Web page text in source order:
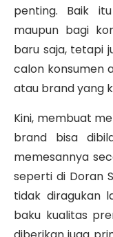
penting. Baik
maupun bagi
baru saja, tetapi
calon konsumen
atau brand yang
Kini, membuat
brand bisa
memesannya
seperti di Doran
tidak diragukan
baku kualitas